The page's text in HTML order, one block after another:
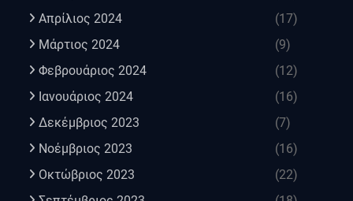
Απρίλιος 2024
(17)
Μάρτιος 2024
(9)
Φεβρουάριος 2024
(12)
Ιανουάριος 2024
(16)
Δεκέμβριος 2023
(7)
Νοέμβριος 2023
(16)
Οκτώβριος 2023
(22)